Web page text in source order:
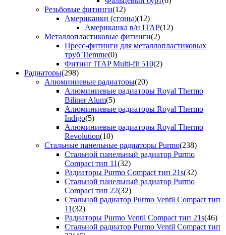
Резьбовые фитинги(12)
Американки (сгоны)(12)
Американка в/н ITAP(12)
Металлопластиковые фитинги(2)
Пресс-фитинги для металлопластиковых
труб Tiemme(0)
Фитинг ITAP Multi-fit 510(2)
Радиаторы(298)
Алюминиевые радиаторы(20)
Алюминиевые радиаторы Royal Thermo
Biliner Alum(5)
Алюминиевые радиаторы Royal Thermo
Indigo(5)
Алюминиевые радиаторы Royal Thermo
Revolution(10)
Стальные панельные радиаторы Purmo(238)
Стальной панельный радиатор Purmo
Compact тип 11(32)
Радиаторы Purmo Compact тип 21s(32)
Стальной панельный радиатор Purmo
Compact тип 22(32)
Стальной радиатор Purmo Ventil Compact тип
11(32)
Радиаторы Purmo Ventil Compact тип 21s(46)
Стальной радиатор Purmo Ventil Compact тип